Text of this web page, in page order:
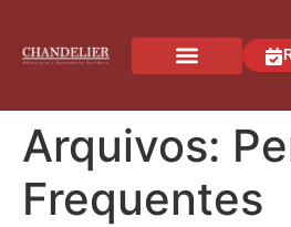
Arquivos:
Frequentes